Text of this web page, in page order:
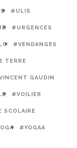
#ULIS
#URGENCES
#VENDANGES
TERRE
GAUDIN
#VOILIER
SCOLAIRE
#YOGAA